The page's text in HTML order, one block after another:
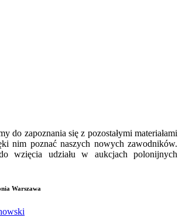
do zapoznania się z pozostałymi materiałami
nim poznać naszych nowych zawodników.
wzięcia udziału w aukcjach polonijnych
Warszawa